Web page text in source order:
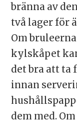
bränna av
två lager för
Om
kylskåpet
det bra att ta
innan
dem med.